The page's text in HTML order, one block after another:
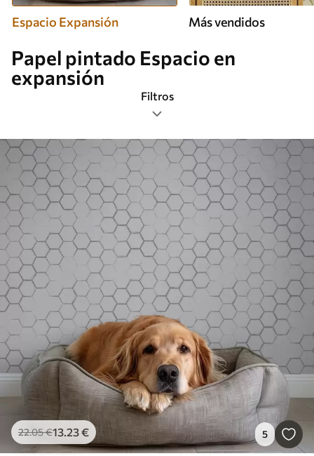
Espacio Expansión Más vendidos
Papel pintado Espacio en
expansión
Filtros
Etiquetas
Más popular
Borrar todos los filtros
22.05€13.23€ 5